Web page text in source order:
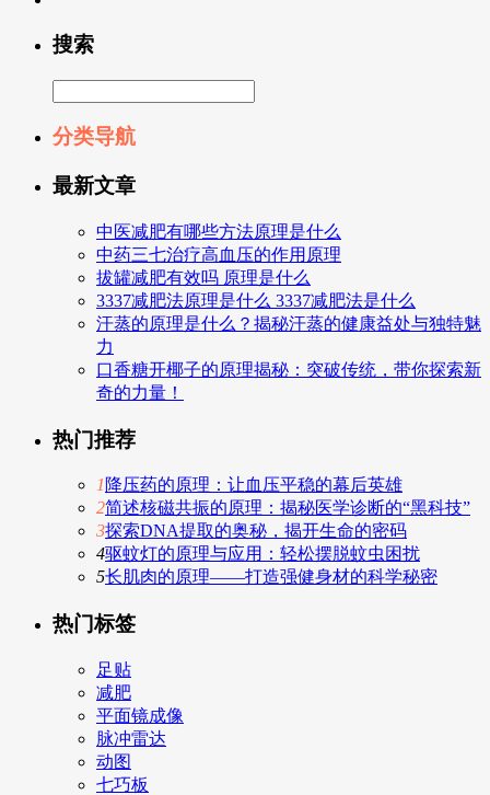
搜索
分类导航
最新文章
中医减肥有哪些方法原理是什么
中药三七治疗高血压的作用原理
拔罐减肥有效吗 原理是什么
3337减肥法原理是什么 3337减肥法是什么
汗蒸的原理是什么？揭秘汗蒸的健康益处与独特魅
力
口香糖开椰子的原理揭秘：突破传统，带你探索新
奇的力量！
热门推荐
1 降压药的原理：让血压平稳的幕后英雄
2简述核磁共振的原理：揭秘医学诊断的“黑科技”
3探索DNA提取的奥秘，揭开生命的密码
4驱蚊灯的原理与应用：轻松摆脱蚊虫困扰
5长肌肉的原理——打造强健身材的科学秘密
热门标签
足贴
减肥
平面镜成像
脉冲雷达
动图
七巧板